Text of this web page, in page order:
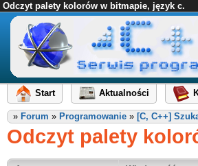
Odczyt palety kolorów w bitmapie, język c.
Start Aktualności
» Forum » Programowanie » [C, C++]
Odczyt palety